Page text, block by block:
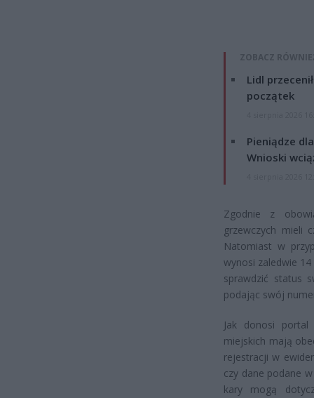
ZOBACZ
Lidl
początek
Pieniądze
Wnioski
Zgodnie z
grzewczych mieli
Natomiast w
wynosi zaledwie
sprawdzić status
podając swój
Jak donosi portal
miejskich mają
rejestracji w
czy dane podane
kary mogą